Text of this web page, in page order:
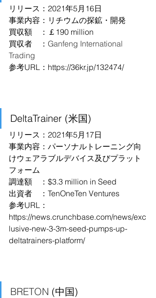
リリース：2021年5月16日
事業内容：リチウムの探鉱・開発
買収額　：￡190 million
買収者　： Ganfeng International
Trading
参考URL： https://36kr.jp/132474/
DeltaTrainer (米国)
リリース：2021年5月17日
事業内容：パーソナルトレーニング向
けウェアラブルデバイス及びプラット
フォーム
調達額　：$3.3 million in Seed
出資者　：TenOneTen Ventures
参考URL：
https://news.crunchbase.com/news/exc
lusive-new-3-3m-seed-pumps-up-
deltatrainers-platform/
BRETON (中国)